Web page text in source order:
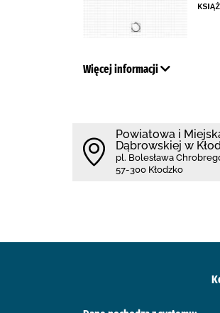
Więcej informacji
Powiatowa i
Dąbrowskiej w
pl. Bolesława
57-300 Kłodzko